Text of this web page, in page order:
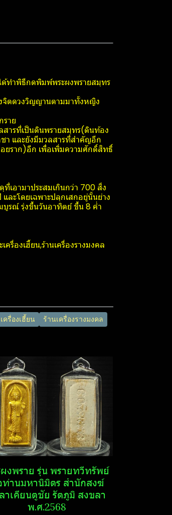
ด้ทำพิธีกดพิมพ์พระผงพรายสมุทร
จิตดวงวิญญานตามมาทั้งหญิง
าย
สารที่เป็นดินพรายสมุทร(ดินท้อง
ชา และยังมีมวลสารที่สำคัญอีก
ยราก)อีก เพื่อเพิ่มความศักดิ์สิทธิ์
เอามาประสมเกินกว่า 700 สิ่ง
ละโดยเฉพาะปลุกเสกอยู่นั้นย่าง
บูรณ์ รุ่งขึ้นวันอาทิตย์ ขึ้น 8 ค่ำ
รื่องเฮี้ยน,ร้านเครื่องรางมงคล
ครื่องเฮี้ยน ร้านเครื่องรางมงคล
งพราย​ รุ่น พรายทวีทรัพย์​
านมหานิ​มิตร​ สำนักสงฆ์​
า​เคียน​ตู​ชัย​ รัตภูมิ​ สงขลา​
พ.ศ.2568